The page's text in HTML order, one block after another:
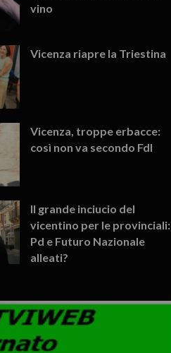
vino
Vicenza riapre la Triestina
Vicenza, troppe erbacce:
così non va secondo FdI
Il grande inciucio del
vicentino per le provinciali:
Pd e Futuro Nazionale
alleati?